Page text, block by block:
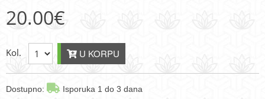
20.00€
Kol. U KORPU
Dostupno: Isporuka 1 do 3 dana